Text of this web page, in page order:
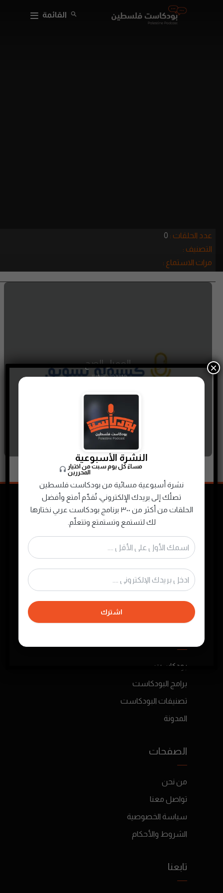
القائمة
عدد الحلقات : 0
التصنيف :
مرات الاستماع :
العميل الصح
10 JUNE، 2022
الصوتي الفلسطيني والعربي لتستمتع به في أي
وقت
بودكاست
برامج البودكاست
تصنيفات البودكاست
المدونة
الصفحات
من نحن
تواصل معنا
سياسة الخصوصية
الشروط والأحكام
تابعنا
النشرة الأسبوعية
مساءً كل يوم سبت من اختيار
المحررين
نشرة أسبوعية مسائية من بودكاست فلسطين
تصلُك إلى بريدك الإلكتروني، تُقدِّم أمتع وأفضل
الحلقات من أكثر من ٣٠٠ برنامج بودكاست عربي نختارها
لك لتستمع وتستمتع وتتعلّم.
اشترك
×